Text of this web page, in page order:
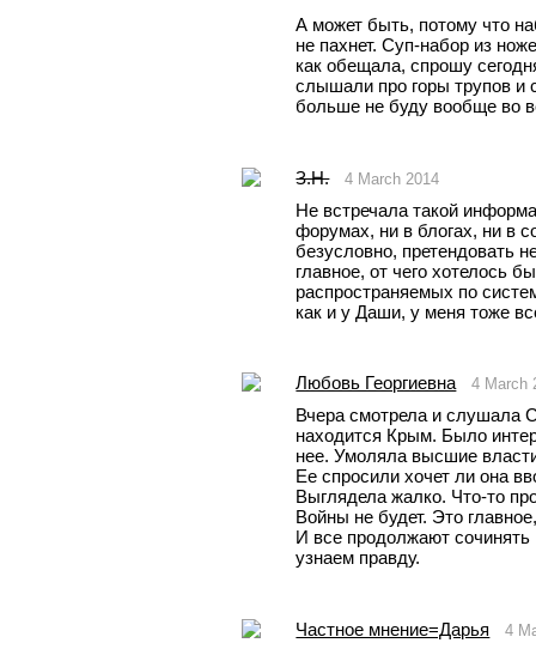
А может быть, потому что
не пахнет. Суп-набор из
как обещала, спрошу
слышали про горы трупов и
больше не буду вообще во
З.Н. 4 March 2014
Не встречала такой
форумах, ни в блогах, ни в
безусловно, претендовать
главное, от чего хотелось
распространяемых по
как и у Даши, у меня тоже
Любовь Георгиевна 4 March
Вчера смотрела и слушала
находится Крым. Было
нее. Умоляла высшие
Ее спросили хочет ли она
Выглядела жалко. Что-то
Войны не будет. Это
И все продолжают
узнаем правду.
Частное мнение=Дарья 4